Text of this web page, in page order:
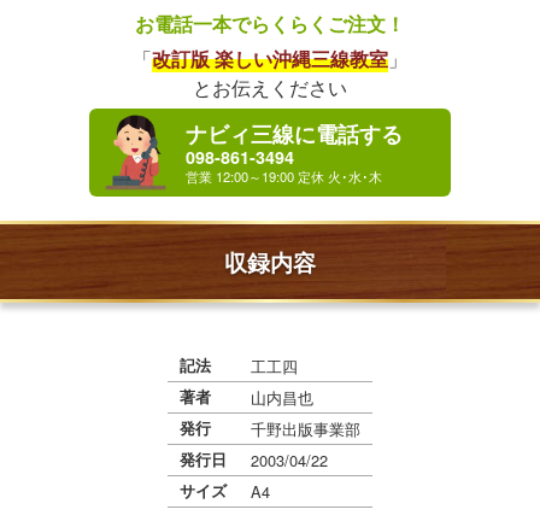
お電話一本でらくらくご注文！
「改訂版 楽しい沖縄三線教室 」
とお伝えください
ナビィ三線に電話する
098-861-3494
収録内容
記法 工工四
著者 山内昌也
発行 千野出版事業部
発行日 2003/04/22
サイズ A4